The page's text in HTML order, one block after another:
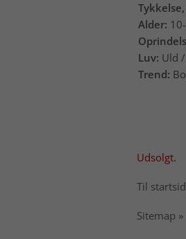
Tykkelse,
Alder:
Luv: Uld
Trend:
Udsolgt.
Til
Sitemap »